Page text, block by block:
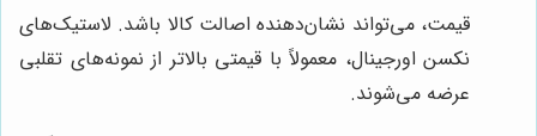
قیمت، می‌تواند نشان‌دهنده اصالت کالا باشد. لاستیک‌های
نکسن اورجینال، معمولاً با قیمتی بالاتر از نمونه‌های تقلبی
عرضه می‌شوند.